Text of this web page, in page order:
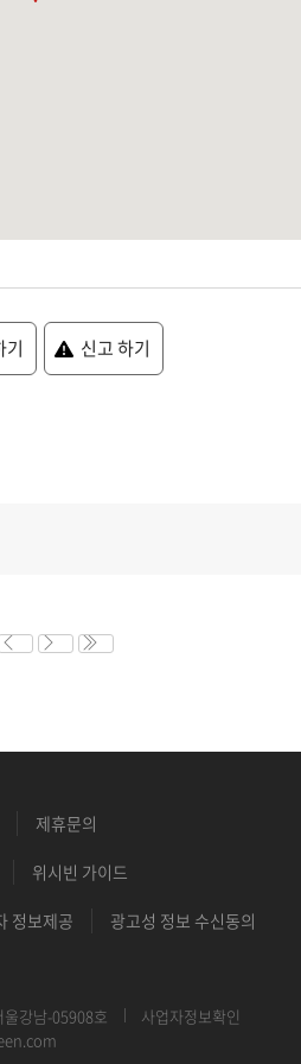
기 신고 하기
제휴문의
위시빈 가이드
정보제공 광고성 정보 수신동의
강남-05908호
사업자정보확인